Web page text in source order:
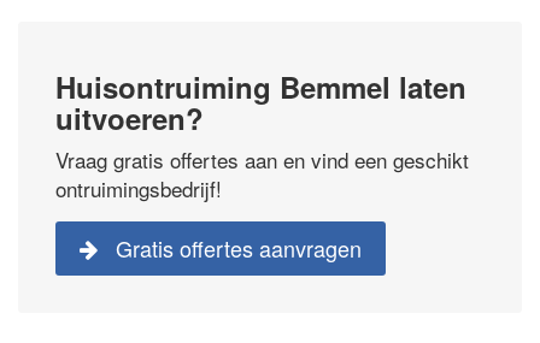
Huisontruiming Bemmel laten
uitvoeren?
Vraag gratis offertes aan en vind een geschikt
ontruimingsbedrijf!
Gratis offertes aanvragen